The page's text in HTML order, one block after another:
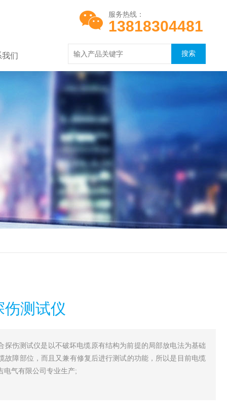
服务热线：
13818304481
我们
伤测试仪
探伤测试仪是以不破坏电缆原有结构为前提的局部放电法为基础
故障部位，而且又兼有修复后进行测试的功能，所以是目前电缆
电气有限公司专业生产;